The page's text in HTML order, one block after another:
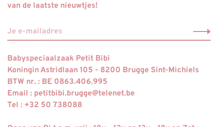
van de laatste nieuwtjes!
Babyspeciaalzaak Petit Bibi
Koningin Astridlaan 105 - 8200 Brugge Sint-Michiels
BTW nr. : BE 0863.406.995
Email : petitbibi.brugge@telenet.be
Tel : +32 50 738088